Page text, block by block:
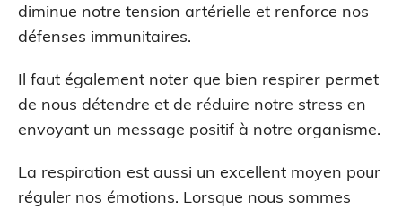
diminue notre tension artérielle et renforce nos
défenses immunitaires.
Il faut également noter que bien respirer permet
de nous détendre et de réduire notre stress en
envoyant un message positif à notre organisme.
La respiration est aussi un excellent moyen pour
réguler nos émotions. Lorsque nous sommes